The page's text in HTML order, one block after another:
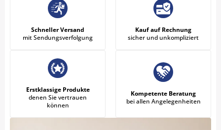
Schneller Versand
mit Sendungsverfolgung
Kauf auf Rechnung
sicher und unkompliziert
Erstklassige Produkte
denen Sie vertrauen
können
Kompetente Beratung
bei allen Angelegenheiten